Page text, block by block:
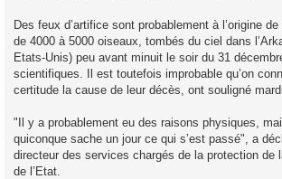
Des feux d’artifice sont probablement à l’origine
de 4000 à 5000 oiseaux, tombés du ciel dans
Etats-Unis) peu avant minuit le soir du 31
scientifiques. Il est toutefois improbable qu’on
certitude la cause de leur décès, ont souligné
"Il y a probablement eu des raisons physiques,
quiconque sache un jour ce qui s’est passé", a
directeur des services chargés de la protection de
de l’Etat.